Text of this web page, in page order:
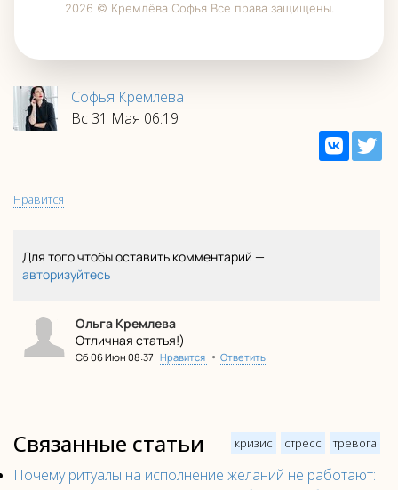
2026 © Кремлёва Софья Все права защищены.
Софья Кремлёва
Вс 31 Мая 06:19
Нравится
Для того чтобы оставить комментарий —
авторизуйтесь
Ольга Кремлева
Отличная статья!)
Сб 06 Июн 08:37 Нравится • Ответить
кризис стресс тревога
Связанные статьи
Почему ритуалы на исполнение желаний не работают: